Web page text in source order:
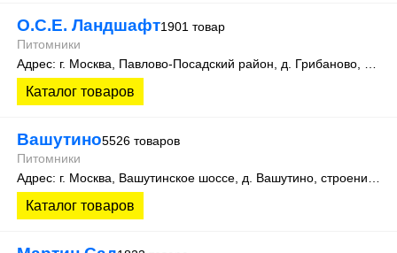
О.С.Е. Ландшафт1901 товар
Питомники
Каталог товаров
Вашутино5526 товаров
Питомники
Каталог товаров